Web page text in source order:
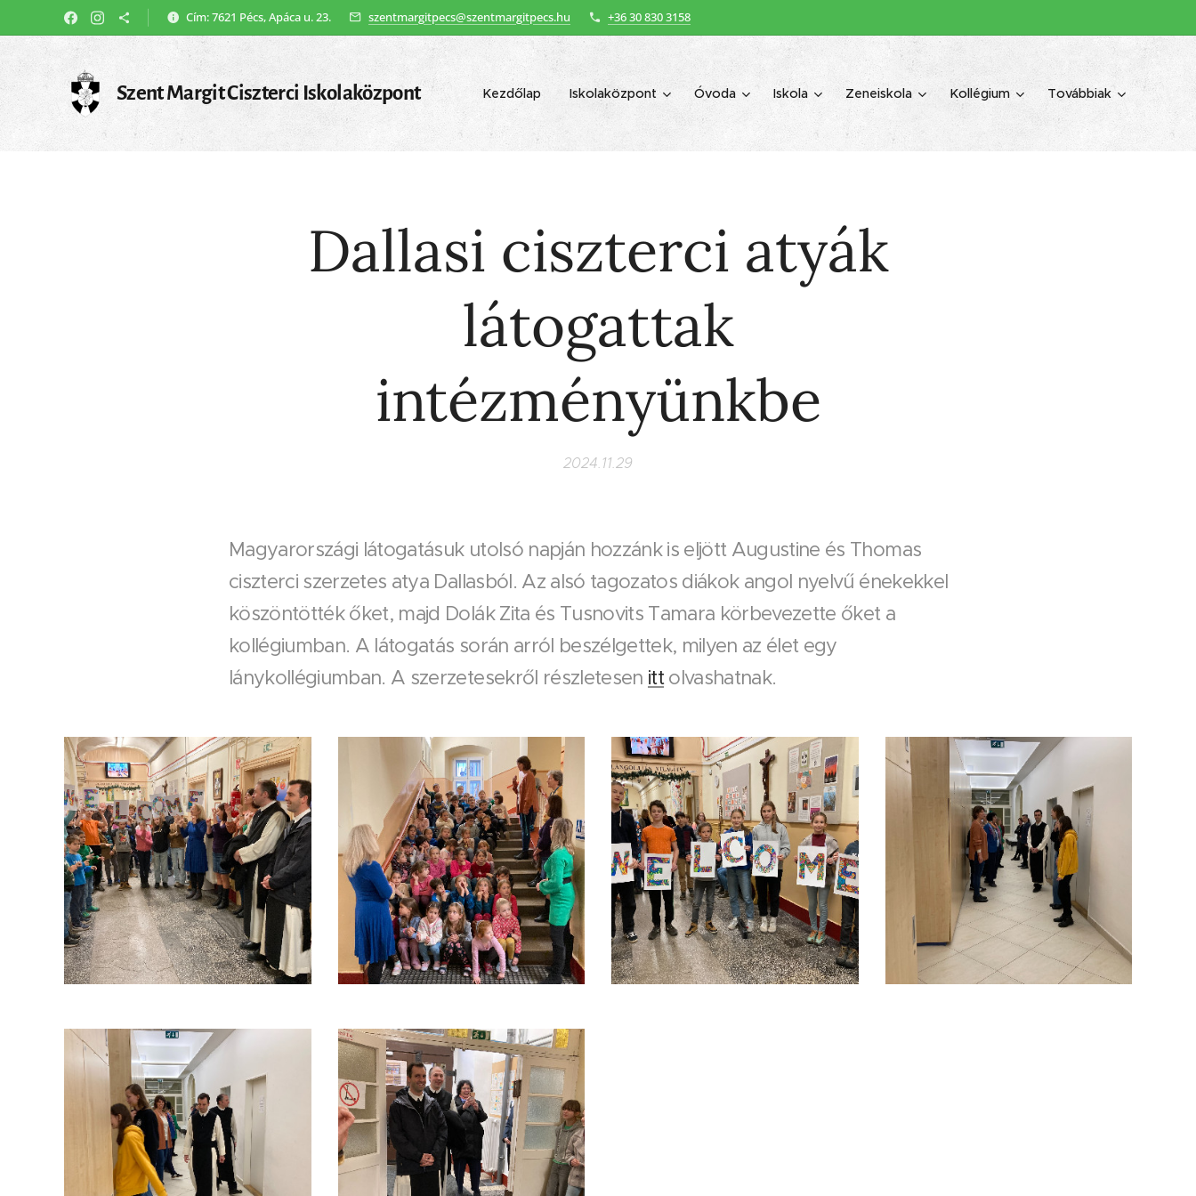
Cím: 7621 Pécs, Apáca u. 23. szentmargitpecs@szentmargitpecs.hu +36 30 830 3158
Szent Margit Ciszterci Iskolaközpont Kezdőlap Iskolaközpont Óvoda Iskola Zeneiskola Kollégium Továbbiak
Dallasi ciszterci atyák
látogattak
intézményünkbe
2024.11.29
Magyarországi látogatásuk utolsó napján hozzánk is eljött Augustine és Thomas
ciszterci szerzetes atya Dallasból. Az alsó tagozatos diákok angol nyelvű énekekkel
köszöntötték őket, majd Dolák Zita és Tusnovits Tamara körbevezette őket a
kollégiumban. A látogatás során arról beszélgettek, milyen az élet egy
lánykollégiumban. A szerzetesekről részletesen ittolvashatnak.